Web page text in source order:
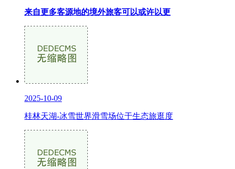
来自更多客源地的境外旅客可以或许以更
2025-10-09
桂林天湖-冰雪世界滑雪场位于生态旅逛度